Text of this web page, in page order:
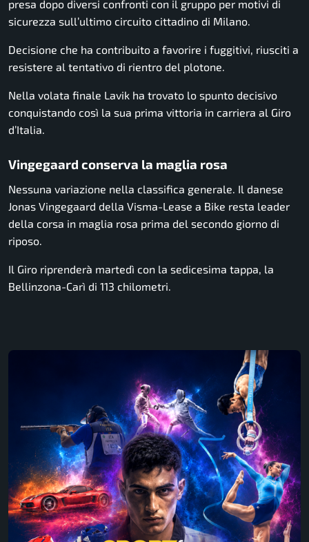
presa dopo diversi confronti con il gruppo per motivi di
sicurezza sull’ultimo circuito cittadino di Milano.
Decisione che ha contribuito a favorire i fuggitivi, riusciti a
resistere al tentativo di rientro del plotone.
Nella volata finale Lavik ha trovato lo spunto decisivo
conquistando così la sua prima vittoria in carriera al Giro
d’Italia.
Vingegaard conserva la maglia rosa
Nessuna variazione nella classifica generale. Il danese
Jonas Vingegaard della Visma-Lease a Bike resta leader
della corsa in maglia rosa prima del secondo giorno di
riposo.
Il Giro riprenderà martedì con la sedicesima tappa, la
Bellinzona-Carì di 113 chilometri.